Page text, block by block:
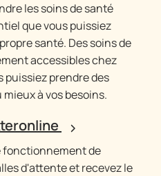
les soins de santé
que vous puissiez
santé. Des soins de
accessibles chez
puissiez prendre des
à vos besoins.
fonctionnement de
d'attente et recevez le